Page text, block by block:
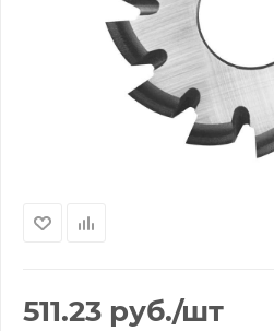
511.23 руб./шт